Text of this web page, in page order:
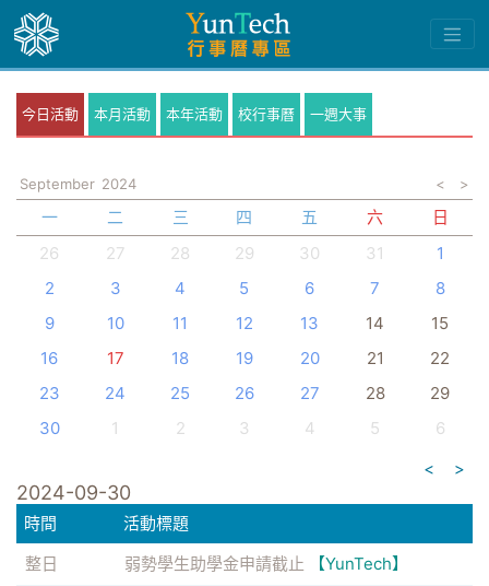
今日活動 本月活動 本年活動 校行事曆 一週大事
September 2024 < >
一 二 三 四 五 六
日
26
27 28 29 30 31
1
2
3 4 5 6 7
8
9
10 11 12 13 14
15
16
17 18 19 20 21
22
23
24 25 26 27 28
29
30
1 2 3 4 5
6
<
>
2024-09-30
時間
活動標題
整日
弱勢學生助學金申請截止
【YunTech】